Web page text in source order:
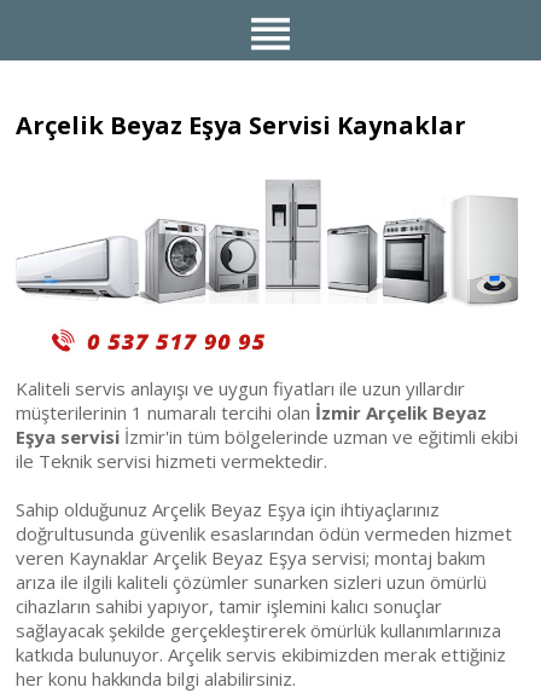
Arçelik Beyaz Eşya Servisi Kaynaklar
Kaliteli servis anlayışı ve uygun fiyatları ile uzun yıllardır
müşterilerinin 1 numaralı tercihi olan İzmir Arçelik Beyaz
Eşya servisi İzmir'in tüm bölgelerinde uzman ve eğitimli ekibi
ile Teknik servisi hizmeti vermektedir.
Sahip olduğunuz Arçelik Beyaz Eşya için ihtiyaçlarınız
doğrultusunda güvenlik esaslarından ödün vermeden hizmet
veren Kaynaklar Arçelik Beyaz Eşya servisi; montaj bakım
arıza ile ilgili kaliteli çözümler sunarken sizleri uzun ömürlü
cihazların sahibi yapıyor, tamir işlemini kalıcı sonuçlar
sağlayacak şekilde gerçekleştirerek ömürlük kullanımlarınıza
katkıda bulunuyor. Arçelik servis ekibimizden merak ettiğiniz
her konu hakkında bilgi alabilirsiniz.